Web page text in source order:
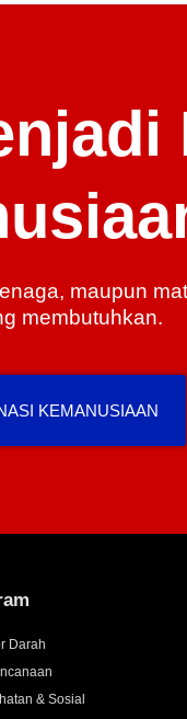
maupun
membutuhkan.
KEMANUSIAAN
Darah
& Sosial